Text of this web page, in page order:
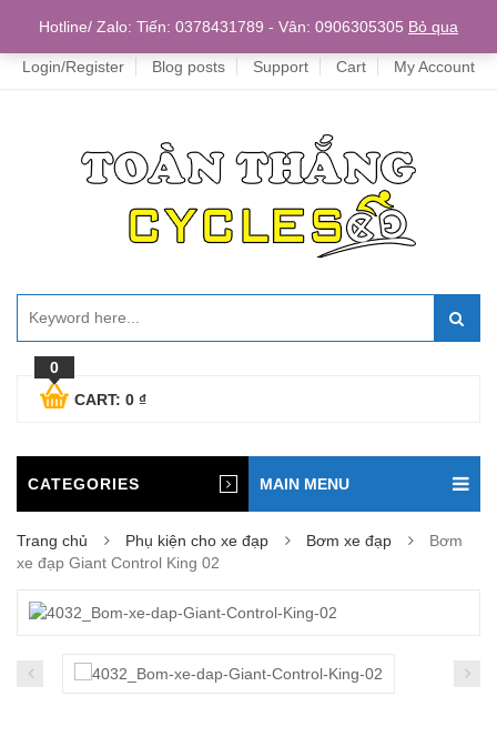
Home
Login/Register Blog posts Support Cart My Account
0
CART: 0 ₫
CATEGORIES MAIN MENU
Trang chủ Phụ kiện cho xe đạp Bơm xe đạp
Bơm
xe đạp Giant Control King 02
Hotline/ Zalo: Tiến: 0378431789 - Vân: 0906305305 Bỏ qua